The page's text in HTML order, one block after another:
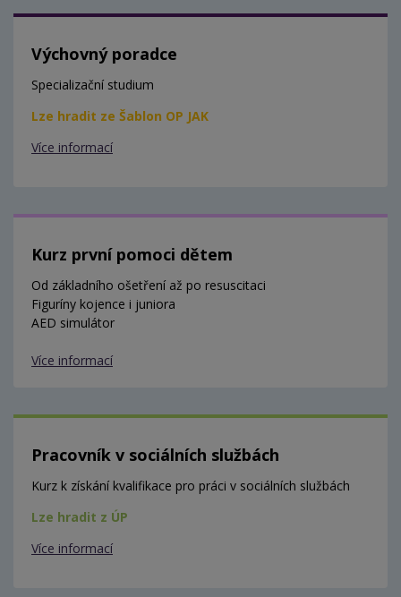
Výchovný poradce
Specializační studium
Lze hradit ze Šablon OP JAK
Více informací
Kurz první pomoci dětem
Od základního ošetření až po resuscitaci
Figuríny kojence i juniora
AED simulátor
Více informací
Pracovník v sociálních službách
Kurz k získání kvalifikace pro práci v sociálních službách
Lze hradit z ÚP
Více informací